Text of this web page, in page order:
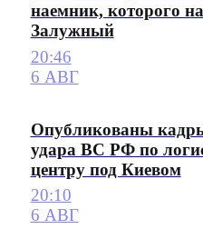
наемник, которого
Залужный
20:46
6 АВГ
Опубликованы
удара ВС РФ по
центру под Киевом
20:10
6 АВГ